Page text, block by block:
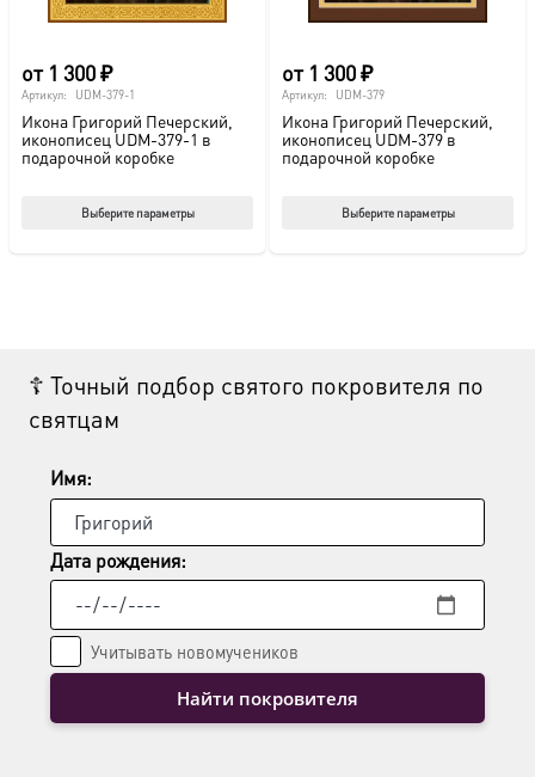
от 1 300₽
Артикул: UDM-379-1
Икона Григорий Печерский,
иконописец UDM-379-1 в
подарочной коробке
Выберите параметры
можно
товара.
от 1 300₽
Артикул: UDM-379
Икона Григорий Печерский,
иконописец UDM-379 в
подарочной коробке
Выберите параметры
☦ Точный подбор святого покровителя по
святцам
Имя:
Дата рождения:
Учитывать новомучеников
Найти покровителя